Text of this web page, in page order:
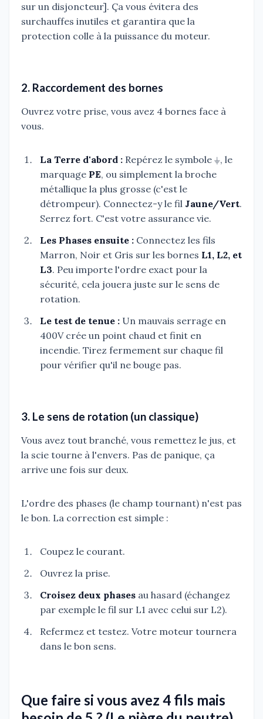
sur un disjoncteur]. Ça vous évitera des
surchauffes inutiles et garantira que la
protection colle à la puissance du moteur.
2. Raccordement des bornes
Ouvrez votre prise, vous avez 4 bornes face à
vous.
La Terre d'abord : Repérez le symbole ⏚, le
marquage PE, ou simplement la broche
métallique la plus grosse (c'est le
détrompeur). Connectez-y le fil Jaune/Vert.
Serrez fort. C'est votre assurance vie.
Les Phases ensuite : Connectez les fils
Marron, Noir et Gris sur les bornes L1, L2, et
L3. Peu importe l'ordre exact pour la
sécurité, cela jouera juste sur le sens de
rotation.
Le test de tenue : Un mauvais serrage en
400V crée un point chaud et finit en
incendie. Tirez fermement sur chaque fil
pour vérifier qu'il ne bouge pas.
3. Le sens de rotation (un classique)
Vous avez tout branché, vous remettez le jus, et
la scie tourne à l'envers. Pas de panique, ça
arrive une fois sur deux.
L'ordre des phases (le champ tournant) n'est pas
le bon. La correction est simple :
Coupez le courant.
Ouvrez la prise.
Croisez deux phases au hasard (échangez
par exemple le fil sur L1 avec celui sur L2).
Refermez et testez. Votre moteur tournera
dans le bon sens.
Que faire si vous avez 4 fils mais